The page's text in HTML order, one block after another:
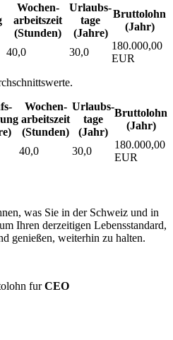
Wochen­
arbeitszeit
(Stunden)
Urlaubs­
tage
(Jahre)
Bruttolohn
(Jahr)
40,0 30,0
180.000,00
EUR
Wochen­
arbeitszeit
(Stunden)
Urlaubs­
tage
(Jahr)
Bruttolohn
(Jahr)
40,0 30,0
180.000,00
EUR
was Sie in der Schweiz und in
Ihren derzeitigen Lebensstandard,
genießen, weiterhin zu halten.
furCEO